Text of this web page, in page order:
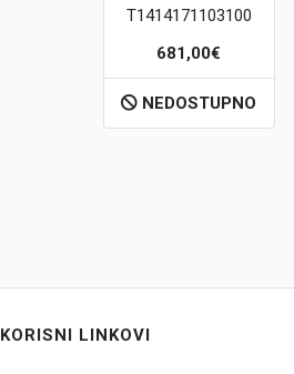
T1414171103100
681,00€
NEDOSTUPNO
KORISNI LINKOVI